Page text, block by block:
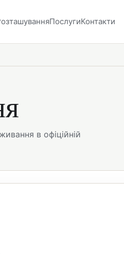
ПослугиКонтакти
в офіційній